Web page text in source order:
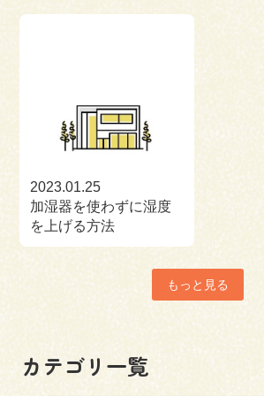
2023.01.25
加湿器を使わずに湿度
を上げる方法
もっと見る
カテゴリ一覧